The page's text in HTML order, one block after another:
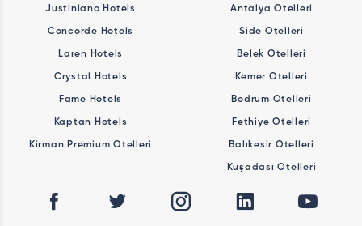
Justiniano Hotels
Concorde Hotels
Laren Hotels
Crystal Hotels
Fame Hotels
Kaptan Hotels
Kirman Premium Otelleri
Antalya Otelleri
Side Otelleri
Belek Otelleri
Kemer Otelleri
Bodrum Otelleri
Fethiye Otelleri
Balıkesir Otelleri
Kuşadası Otelleri